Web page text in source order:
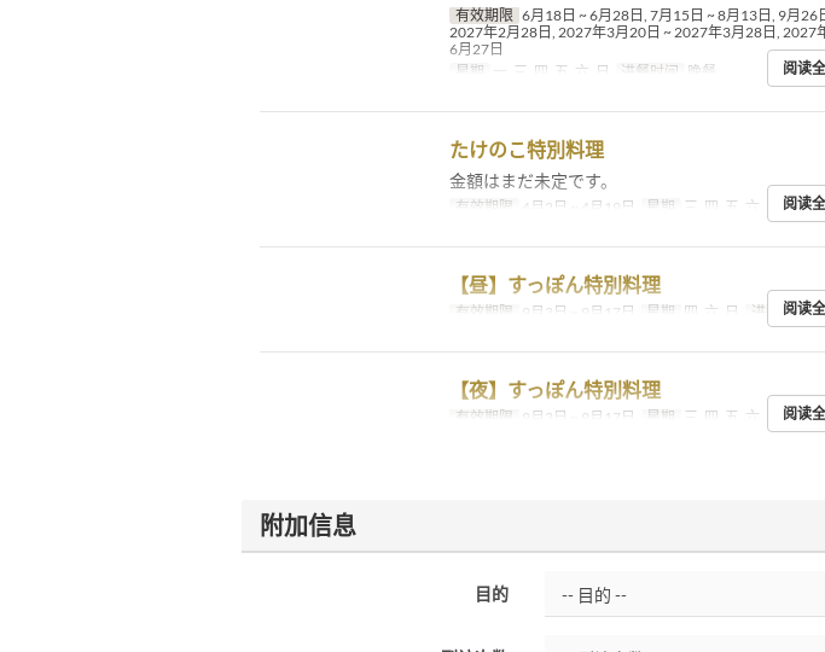
有效期限 6月18日 ~ 6月28日, 7月15日 ~ 8月13日, 9月
2027年2月28日, 2027年3月20日 ~ 2027年3月28日,
6月27日
星期
一, 三, 四, 五, 六, 日 进餐时间 晚餐 阅读
たけのこ特別料理
金額はまだ未定です。
有效期限 4月2日 ~ 4月19日 星期 三, 四, 五, 六, 日 进餐
阅读
【昼】すっぽん特別料理
有效期限 9月3日 ~ 9月17日 星期 四, 六, 日 进餐时间
阅读
【夜】すっぽん特別料理
有效期限 9月3日 ~ 9月17日 星期 三, 四, 五, 六, 日 进餐
阅读
附加信息
目的